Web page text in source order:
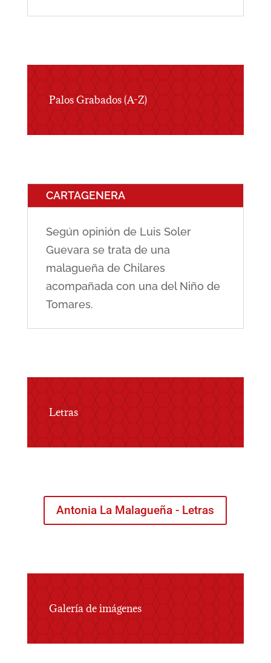
Palos Grabados (A-Z)
CARTAGENERA
Según opinión de Luis Soler
Guevara se trata de una
malagueña de Chilares
acompañada con una del Niño de
Tomares.
Letras
Antonia La Malagueña - Letras
Galería de imágenes